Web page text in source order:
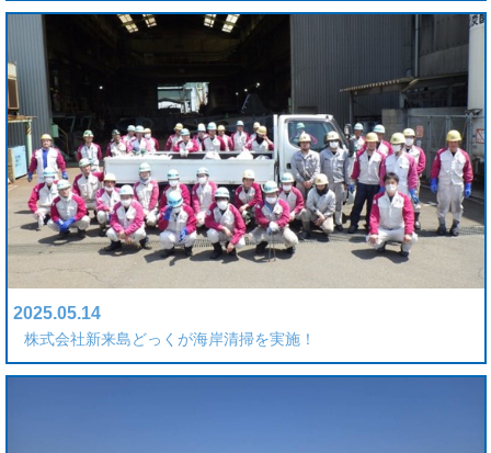
2025.05.14
株式会社新来島どっくが海岸清掃を実施！